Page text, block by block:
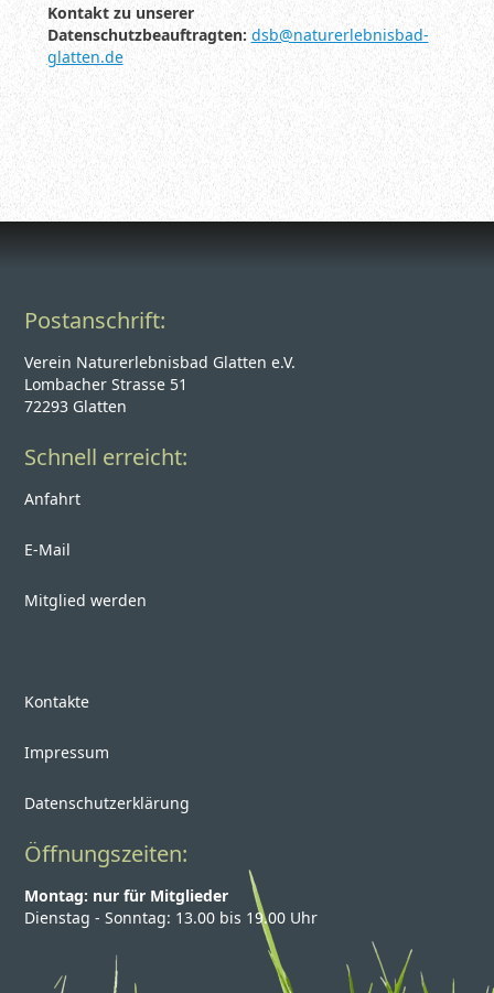
Kontakt zu unserer
Datenschutzbeauftragten:dsb@naturerlebnisbad-
glatten.de
Postanschrift:
Verein Naturerlebnisbad Glatten e.V.
Lombacher Strasse 51
72293 Glatten
Schnell erreicht:
Anfahrt
E-Mail
Mitglied werden
Kontakte
Impressum
Datenschutzerklärung
Öffnungszeiten:
Montag: nur für Mitglieder
Dienstag - Sonntag: 13.00 bis 19.00 Uhr